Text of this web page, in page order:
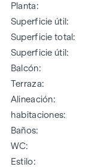
Planta
Superficie útil
Superficie total
Superficie útil
Balcón
Terraza
Alineación
habitaciones
Baños
WC
Estilo